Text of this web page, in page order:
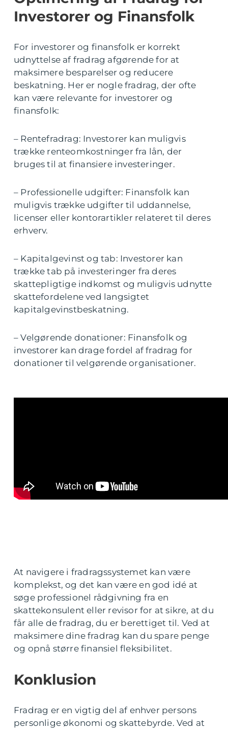
Investorer og Finansfolk
For investorer og finansfolk er korrekt
udnyttelse af fradrag afgørende for at
maksimere besparelser og reducere
beskatning. Her er nogle fradrag, der ofte
kan være relevante for investorer og
finansfolk:
– Rentefradrag: Investorer kan muligvis
trække renteomkostninger fra lån, der
bruges til at finansiere investeringer.
– Professionelle udgifter: Finansfolk kan
muligvis trække udgifter til uddannelse,
licenser eller kontorartikler relateret til deres
erhverv.
– Kapitalgevinst og tab: Investorer kan
trække tab på investeringer fra deres
skattepligtige indkomst og muligvis udnytte
skattefordelene ved langsigtet
kapitalgevinstbeskatning.
– Velgørende donationer: Finansfolk og
investorer kan drage fordel af fradrag for
donationer til velgørende organisationer.
At navigere i fradragssystemet kan være
komplekst, og det kan være en god idé at
søge professionel rådgivning fra en
skattekonsulent eller revisor for at sikre, at du
får alle de fradrag, du er berettiget til. Ved at
maksimere dine fradrag kan du spare penge
og opnå større finansiel fleksibilitet.
Konklusion
Fradrag er en vigtig del af enhver persons
personlige økonomi og skattebyrde. Ved at